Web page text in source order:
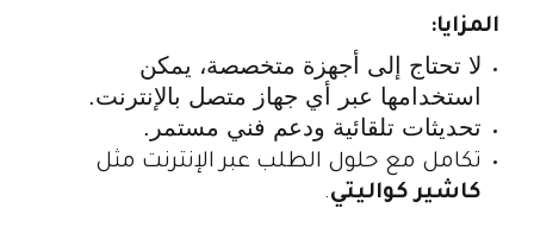
المزايا:
لا تحتاج إلى أجهزة متخصصة، يمكن
استخدامها عبر أي جهاز متصل بالإنترنت.
تحديثات تلقائية ودعم فني مستمر.
تكامل مع حلول الطلب عبر الإنترنت مثل
كاشير كواليتي.